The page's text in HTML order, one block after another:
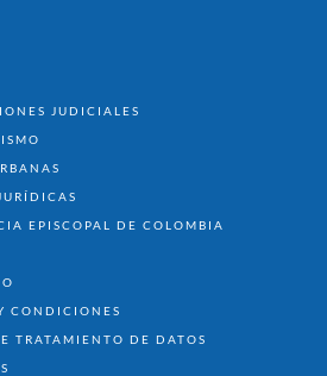
JUDICIALES
EPISCOPAL DE COLOMBIA
CONDICIONES
TRATAMIENTO DE DATOS